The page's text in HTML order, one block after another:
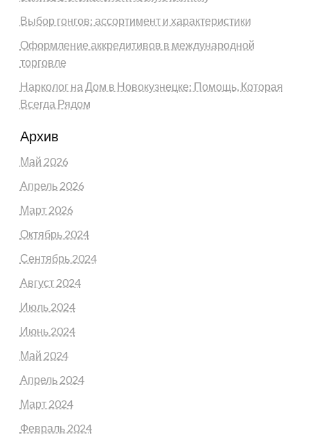
Выбор гонгов: ассортимент и характеристики
Оформление аккредитивов в международной
торговле
Нарколог на Дом в Новокузнецке: Помощь, Которая
Всегда Рядом
Архив
Май 2026
Апрель 2026
Март 2026
Октябрь 2024
Сентябрь 2024
Август 2024
Июль 2024
Июнь 2024
Май 2024
Апрель 2024
Март 2024
Февраль 2024